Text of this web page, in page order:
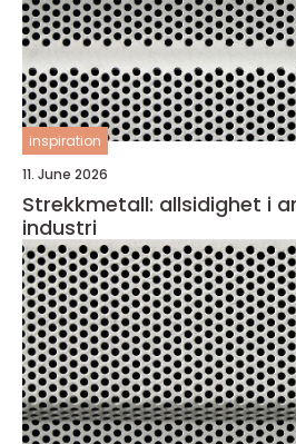
inspiration
11. June 2026
Strekkmetall: allsidighet i
industri